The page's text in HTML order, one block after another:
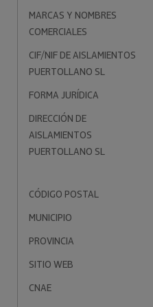
MARCAS Y NOMBRES
COMERCIALES
CIF/NIF DE AISLAMIENTOS
PUERTOLLANO SL
FORMA JURÍDICA
DIRECCIÓN DE
AISLAMIENTOS
PUERTOLLANO SL
CÓDIGO POSTAL
MUNICIPIO
PROVINCIA
SITIO WEB
CNAE